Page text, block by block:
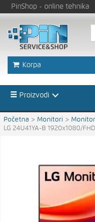
PinShop - online tehnika
Korpa
Proizvodi
Početna > Monitori >
LG 24U41YA-B 1920x1080/